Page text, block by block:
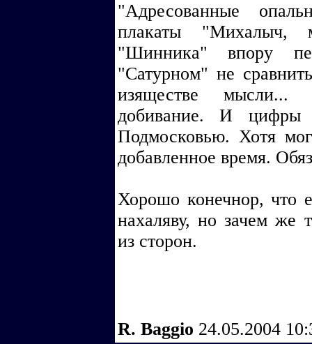
"Адресованные
плакаты "Михалыч,
"Шинника" впору
"Сатурном" не
изяществе мысли...
добивание. И цифры
Подмосковью. Хотя
добавленное время.
Хорошо конечнор, что
нахаляву, но зачем же
из сторон.
R. Baggio 24.05.2004